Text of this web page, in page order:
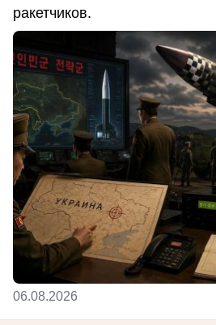
ракетчиков.
06.08.2026